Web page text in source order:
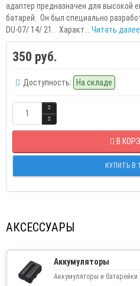
адаптер предназначен для высокой
батарей. Он был специально
DU-07/ 14/ 21. Характ... Читать далее...
350 руб.
Доступность: На складе
В
КУПИТЬ В
АКСЕССУАРЫ
Аккумуляторы
Аккумуляторы и батарейки